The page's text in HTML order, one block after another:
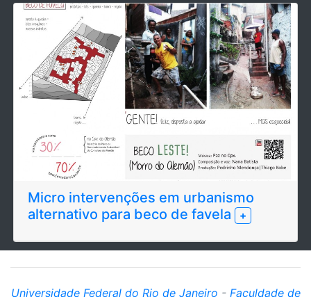
Micro intervenções em urbanismo
alternativo para beco de favela
+
Universidade Federal do Rio de Janeiro - Faculdade de